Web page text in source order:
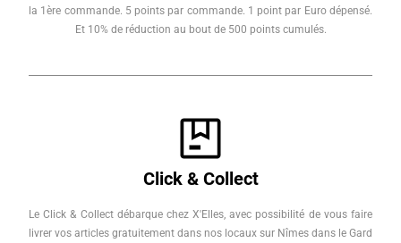
la 1ère commande. 5 points par commande. 1 point par Euro dépensé.
Et 10% de réduction au bout de 500 points cumulés.
Click & Collect
Le Click & Collect débarque chez X'Elles, avec possibilité de vous faire
livrer vos articles gratuitement dans nos locaux sur Nîmes dans le Gard